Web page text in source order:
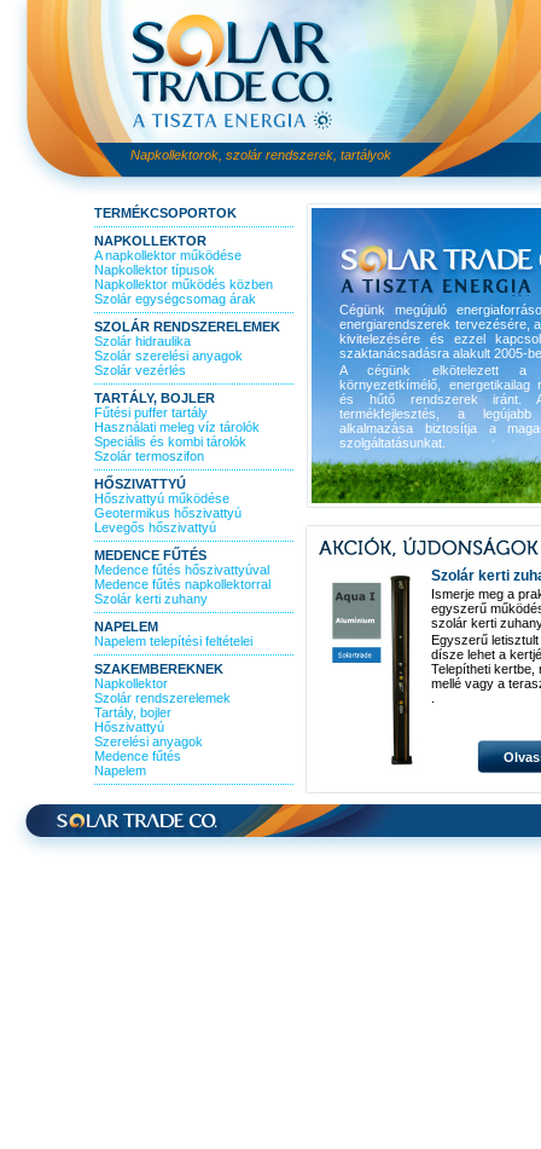
Napkollektorok, szolár rendszerek, tartályok
TERMÉKCSOPORTOK
NAPKOLLEKTOR
A napkollektor működése
Napkollektor típusok
Napkollektor működés közben
Szolár egységcsomag árak
SZOLÁR RENDSZERELEMEK
Szolár hidraulika
Szolár szerelési anyagok
Szolár vezérlés
TARTÁLY, BOJLER
Fűtési puffer tartály
Használati meleg víz tárolók
Speciális és kombi tárolók
Szolár termoszifon
HŐSZIVATTYÚ
Hőszivattyú működése
Geotermikus hőszivattyú
Levegős hőszivattyú
MEDENCE FŰTÉS
Medence fűtés hőszivattyúval
Medence fűtés napkollektorral
Szolár kerti zuhany
NAPELEM
Napelem telepítési feltételei
SZAKEMBEREKNEK
Napkollektor
Szolár rendszerelemek
Tartály, bojler
Hőszivattyú
Szerelési anyagok
Medence fűtés
Napelem
Cégünk megújuló
energiarendszerek tervezésére,
kivitelezésére és ezzel
szaktanácsadásra alakult 2005-
A cégünk elkötelezett a
környezetkímélő, energetikailag
és hűtő rendszerek iránt.
termékfejlesztés, a legújabb
alkalmazása biztosítja a
szolgáltatásunkat.
Szolár kerti
Ismerje meg a
egyszerű
szolár kerti
Egyszerű
dísze lehet a
Telepítheti kertbe,
mellé vagy a